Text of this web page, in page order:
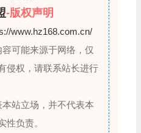
-版权声明
www.hz168.com.cn/
可能来源于网络，仅
侵权，请联系站长进行
站立场，并不代表本
性负责。